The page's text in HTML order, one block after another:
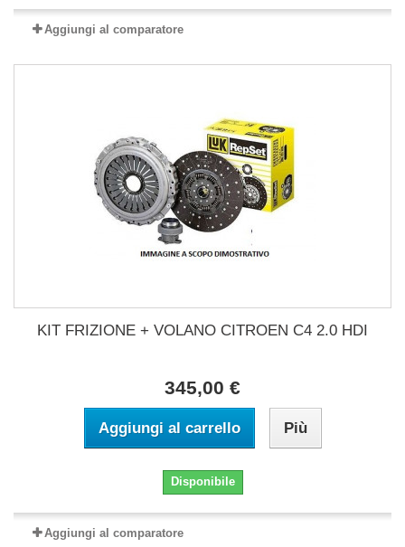
Aggiungi al comparatore
KIT FRIZIONE + VOLANO CITROEN C4 2.0 HDI
345,00 €
Aggiungi al carrello Più
Disponibile
Aggiungi al comparatore